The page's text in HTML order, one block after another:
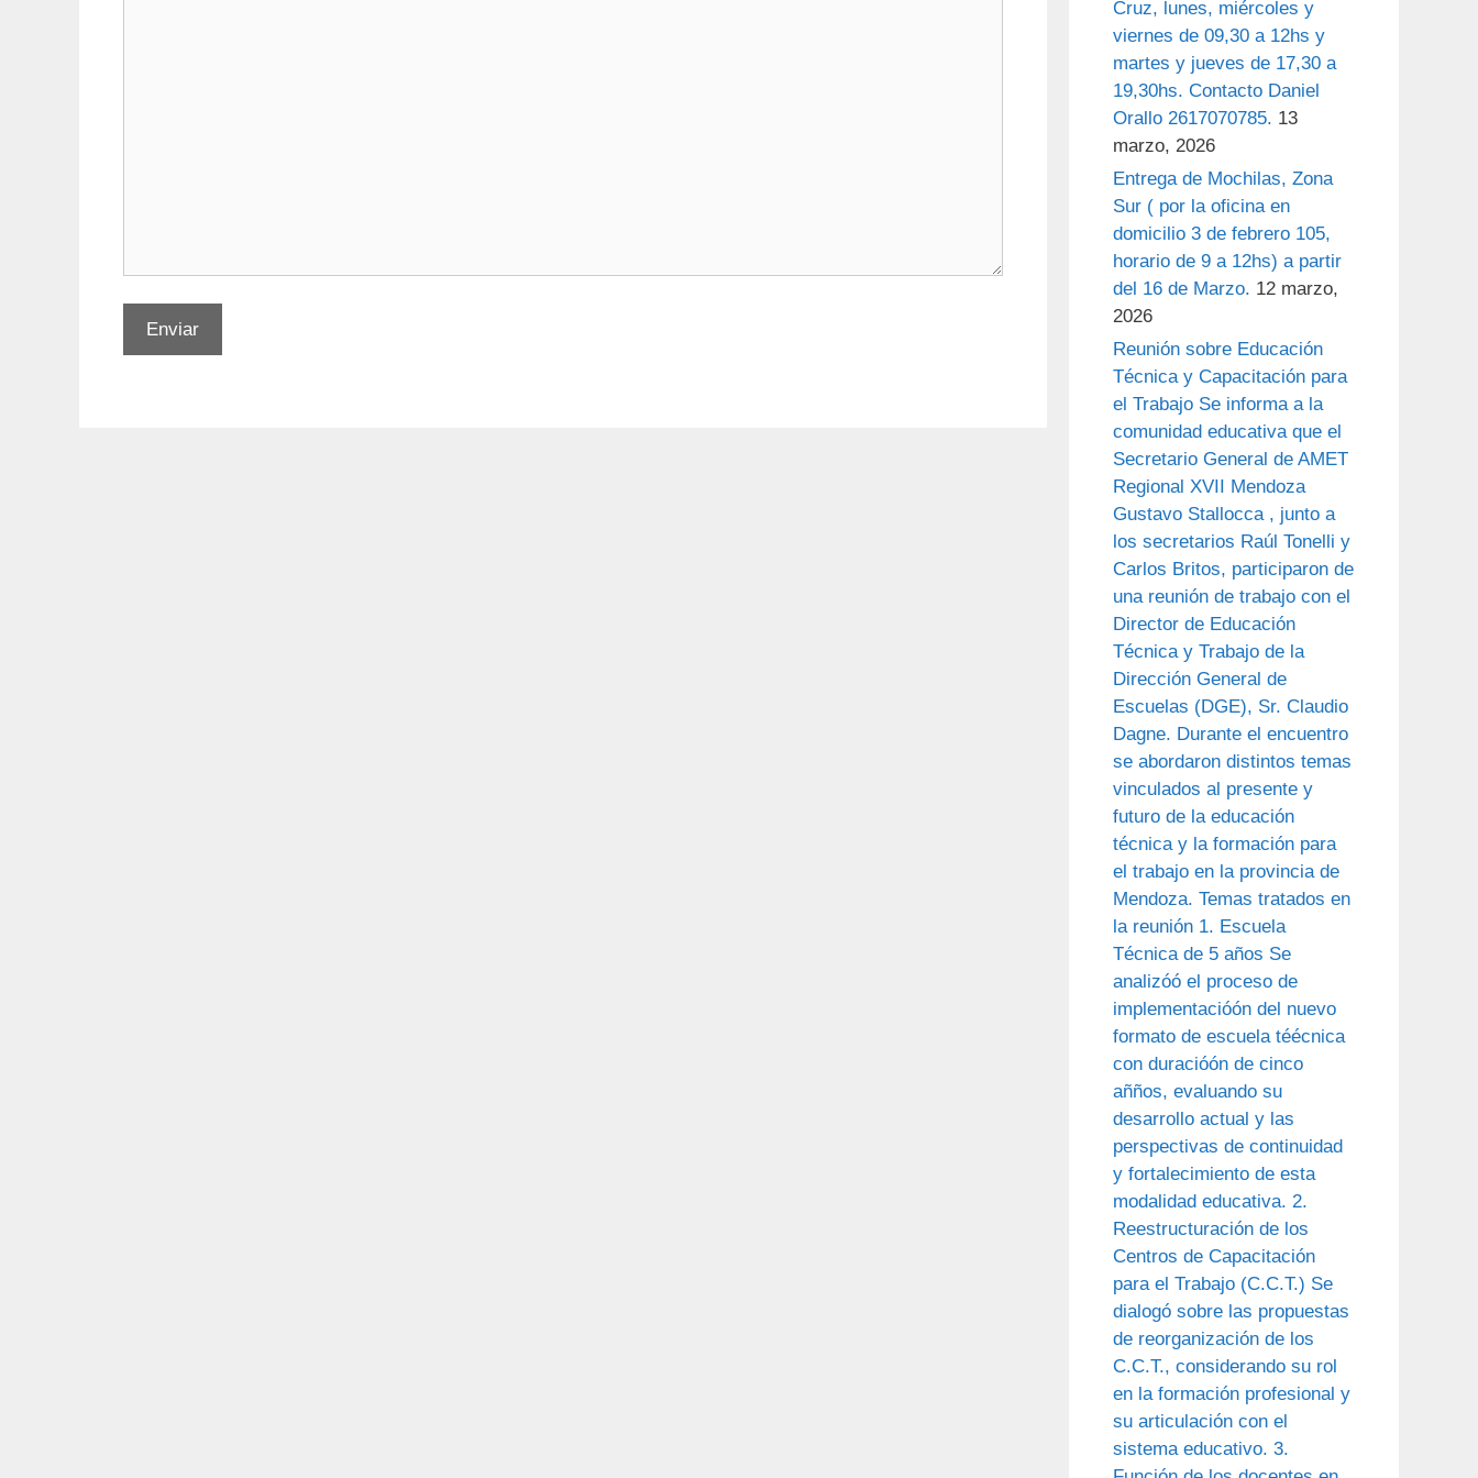
Cruz, lunes, miércoles y
viernes de 09,30 a 12hs y
martes y jueves de 17,30 a
19,30hs. Contacto Daniel
Orallo 2617070785. 13
marzo, 2026
Entrega de Mochilas, Zona
Sur ( por la oficina en
domicilio 3 de febrero 105,
horario de 9 a 12hs) a partir
del 16 de Marzo. 12 marzo,
2026
Reunión sobre Educación
Técnica y Capacitación para
el Trabajo Se informa a la
comunidad educativa que el
Secretario General de AMET
Regional XVII Mendoza
Gustavo Stallocca , junto a
los secretarios Raúl Tonelli y
Carlos Britos, participaron de
una reunión de trabajo con el
Director de Educación
Técnica y Trabajo de la
Dirección General de
Escuelas (DGE), Sr. Claudio
Dagne. Durante el encuentro
se abordaron distintos temas
vinculados al presente y
futuro de la educación
técnica y la formación para
el trabajo en la provincia de
Mendoza. Temas tratados en
la reunión 1. Escuela
Técnica de 5 años Se
analizóó el proceso de
implementacióón del nuevo
formato de escuela téécnica
con duracióón de cinco
añños, evaluando su
desarrollo actual y las
perspectivas de continuidad
y fortalecimiento de esta
modalidad educativa. 2.
Reestructuración de los
Centros de Capacitación
para el Trabajo (C.C.T.) Se
dialogó sobre las propuestas
de reorganización de los
C.C.T., considerando su rol
en la formación profesional y
su articulación con el
sistema educativo. 3.